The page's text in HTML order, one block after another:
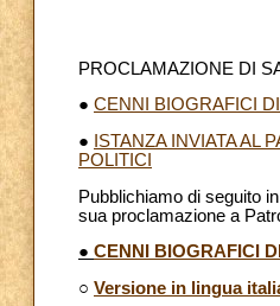
PROCLAMAZIONE DI
● CENNI BIOGRAFICI
●
ISTANZA INVIATA AL
POLITICI
Pubblichiamo di seguito
sua proclamazione a
● CENNI BIOGRAFICI
○ Versione in lingua